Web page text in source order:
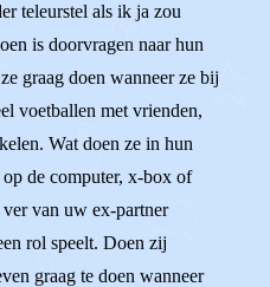
teleurstel als ik ja zou
is doorvragen naar hun
graag doen wanneer ze bij
voetballen met vrienden,
Wat doen ze in hun
de computer, x-box of
van uw ex-partner
rol speelt. Doen zij
graag te doen wanneer